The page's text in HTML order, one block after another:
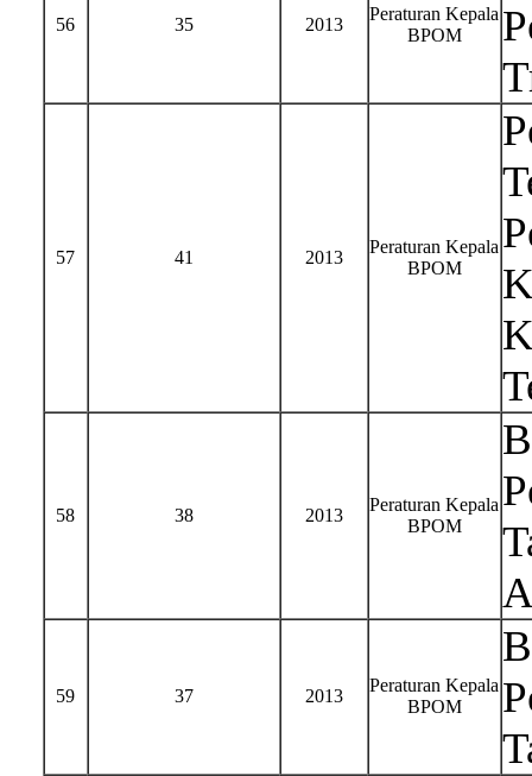
56 35 2013
Peraturan Kepala
BPOM
57 41 2013
Peraturan Kepala
BPOM
58 38 2013
Peraturan Kepala
BPOM
59 37 2013
Peraturan Kepala
BPOM